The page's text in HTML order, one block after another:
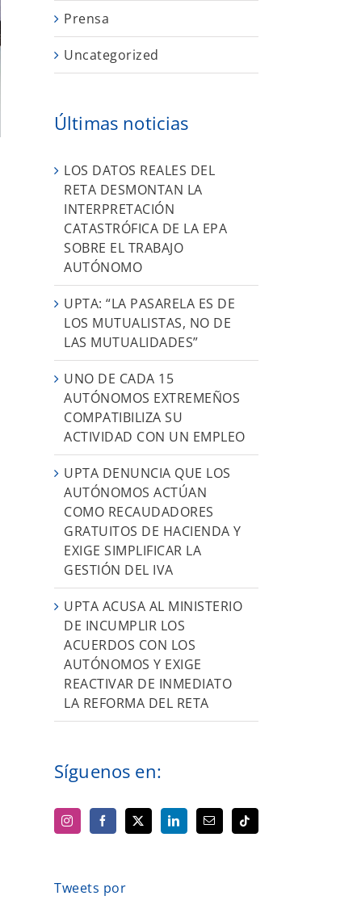
Prensa
Uncategorized
Últimas noticias
LOS DATOS REALES DEL
RETA DESMONTAN LA
INTERPRETACIÓN
CATASTRÓFICA DE LA EPA
SOBRE EL TRABAJO
AUTÓNOMO
UPTA: “LA PASARELA ES DE
LOS MUTUALISTAS, NO DE
LAS MUTUALIDADES”
UNO DE CADA 15
AUTÓNOMOS EXTREMEÑOS
COMPATIBILIZA SU
ACTIVIDAD CON UN EMPLEO
UPTA DENUNCIA QUE LOS
AUTÓNOMOS ACTÚAN
COMO RECAUDADORES
GRATUITOS DE HACIENDA Y
EXIGE SIMPLIFICAR LA
GESTIÓN DEL IVA
UPTA ACUSA AL MINISTERIO
DE INCUMPLIR LOS
ACUERDOS CON LOS
AUTÓNOMOS Y EXIGE
REACTIVAR DE INMEDIATO
LA REFORMA DEL RETA
Síguenos en:
Tweets por